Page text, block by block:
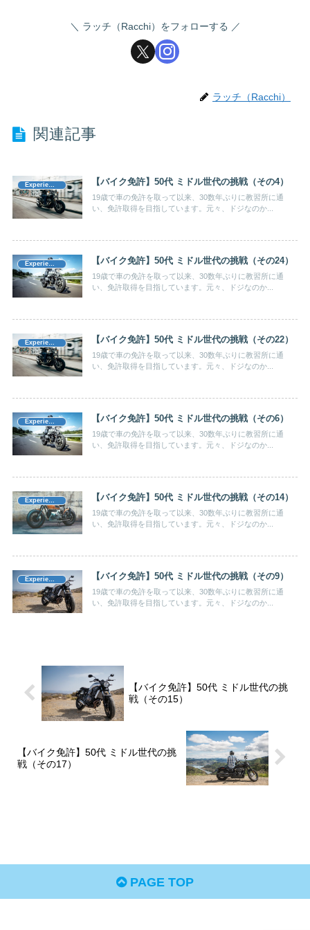
ラッチ（Racchi）をフォローする
ラッチ（Racchi）
関連記事
Experience（体験記） 【バイク免許】50代 ミドル世代の挑戦（その4）
19歳で車の免許を取って以来、30数年ぶりに教習所に通
い、免許取得を目指しています。元々、ドジなのか...
Experience（体験記） 【バイク免許】50代 ミドル世代の挑戦（その24）
19歳で車の免許を取って以来、30数年ぶりに教習所に通
い、免許取得を目指しています。元々、ドジなのか...
Experience（体験記） 【バイク免許】50代 ミドル世代の挑戦（その22）
19歳で車の免許を取って以来、30数年ぶりに教習所に通
い、免許取得を目指しています。元々、ドジなのか...
Experience（体験記） 【バイク免許】50代 ミドル世代の挑戦（その6）
19歳で車の免許を取って以来、30数年ぶりに教習所に通
い、免許取得を目指しています。元々、ドジなのか...
Experience（体験記） 【バイク免許】50代 ミドル世代の挑戦（その14）
19歳で車の免許を取って以来、30数年ぶりに教習所に通
い、免許取得を目指しています。元々、ドジなのか...
Experience（体験記） 【バイク免許】50代 ミドル世代の挑戦（その9）
19歳で車の免許を取って以来、30数年ぶりに教習所に通
い、免許取得を目指しています。元々、ドジなのか...
【バイク免許】50代 ミドル世代の挑
戦（その15）
【バイク免許】50代 ミドル世代の挑
戦（その17）
PAGE TOP